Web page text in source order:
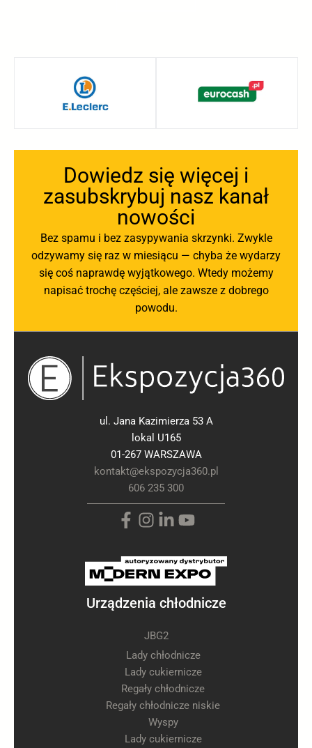
Dowiedz się więcej i
zasubskrybuj nasz kanał
nowości
Bez spamu i bez zasypywania skrzynki. Zwykle
odzywamy się raz w miesiącu — chyba że wydarzy
się coś naprawdę wyjątkowego. Wtedy możemy
napisać trochę częściej, ale zawsze z dobrego
powodu.
ul. Jana Kazimierza 53 A
lokal U165
01-267 WARSZAWA
kontakt@ekspozycja360.pl
606 235 300
Urządzenia chłodnicze
JBG2
Lady chłodnicze
Lady cukiernicze
Regały chłodnicze
Regały chłodnicze niskie
Wyspy
Lady cukiernicze